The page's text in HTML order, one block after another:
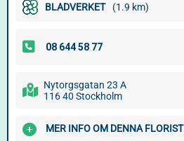
BLADVERKET (1.9 km)
Nytorgsgatan 23 A
116 40 Stockholm
MER INFO OM DENNA FLORIST